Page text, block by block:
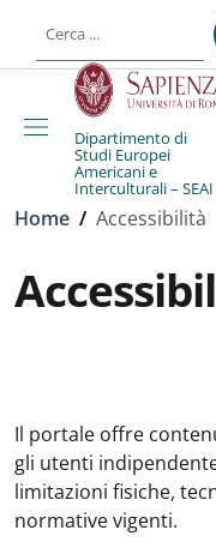
al contenuto
Dipartimento di
Studi Europei
Americani e
Interculturali – SEAI
Briciole di pane
Home / Accessibilità
Il portale offre
gli utenti
limitazioni fisiche,
normative vigenti.